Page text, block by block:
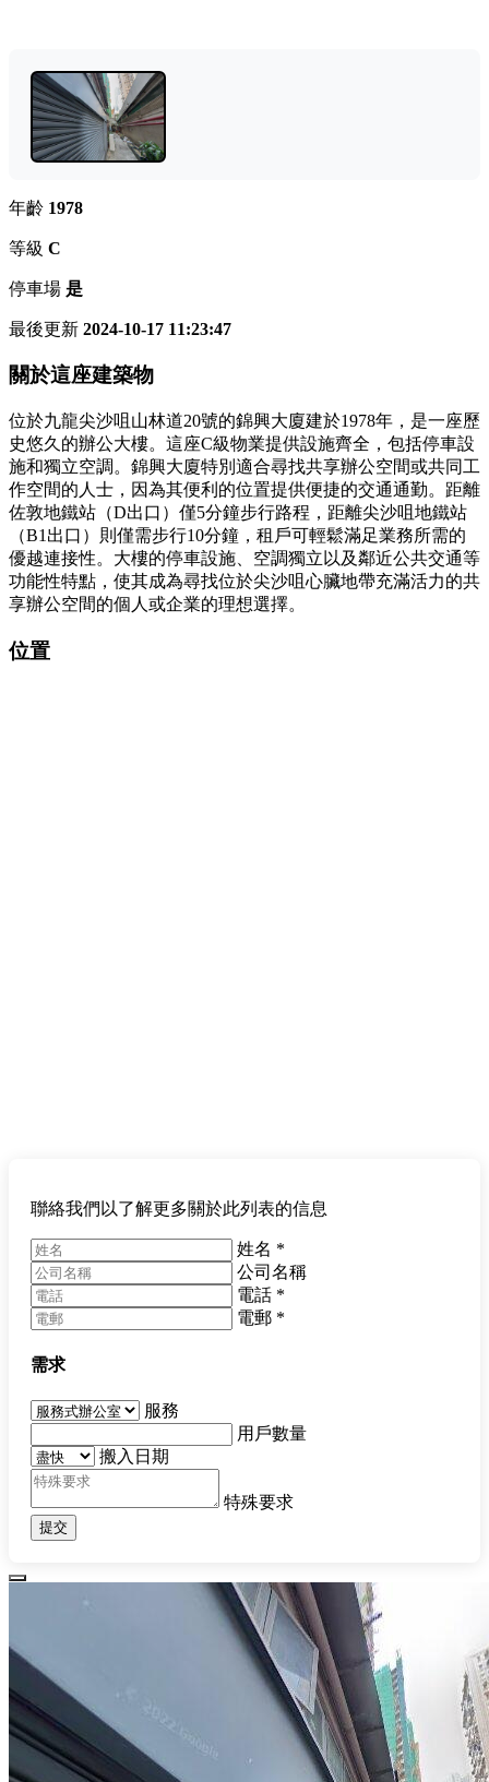
年齡 1978
等級 C
停車場 是
最後更新 2024-10-17 11:23:47
關於這座建築物
位於九龍尖沙咀山林道20號的錦興大廈建於1978年，是一座歷
史悠久的辦公大樓。這座C級物業提供設施齊全，包括停車設
施和獨立空調。錦興大廈特別適合尋找共享辦公空間或共同工
作空間的人士，因為其便利的位置提供便捷的交通通勤。距離
佐敦地鐵站（D出口）僅5分鐘步行路程，距離尖沙咀地鐵站
（B1出口）則僅需步行10分鐘，租戶可輕鬆滿足業務所需的
優越連接性。大樓的停車設施、空調獨立以及鄰近公共交通等
功能性特點，使其成為尋找位於尖沙咀心臟地帶充滿活力的共
享辦公空間的個人或企業的理想選擇。
位置
聯絡我們以了解更多關於此列表的信息
姓名 *
公司名稱
電話 *
電郵 *
需求
服務
用戶數量
搬入日期
特殊要求
提交